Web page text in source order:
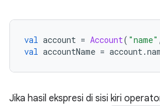
val account = Account( "name" ,
val accountName = account.
Jika hasil ekspresi di sisi kiri